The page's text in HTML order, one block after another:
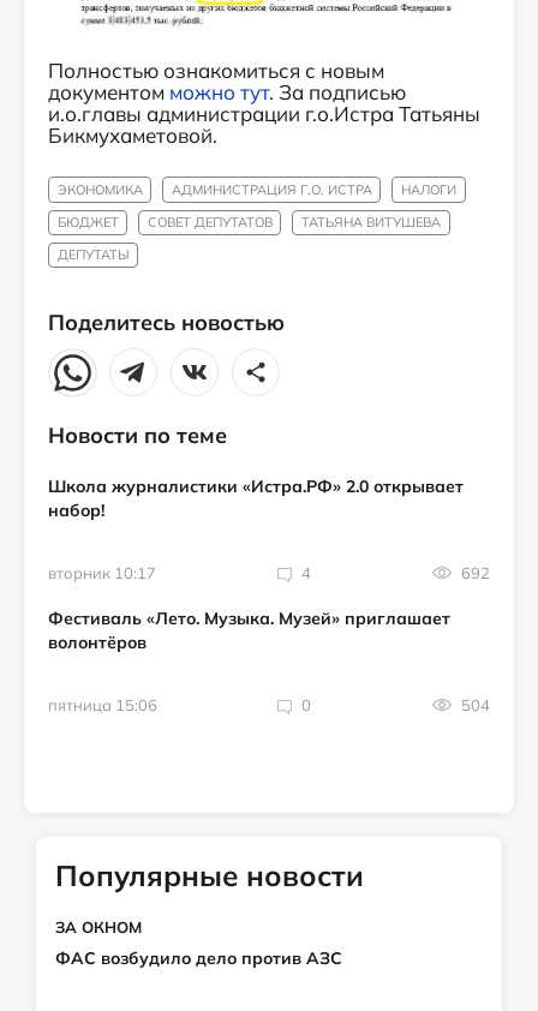
Полностью ознакомиться с новым
документом можно тут. За подписью
и.о.главы администрации г.о.Истра Татьяны
Бикмухаметовой.
ЭКОНОМИКА АДМИНИСТРАЦИЯ Г.О. ИСТРА
НАЛОГИ
БЮДЖЕТ
СОВЕТ ДЕПУТАТОВ
ТАТЬЯНА ВИТУШЕВА
ДЕПУТАТЫ
Поделитесь новостью
Новости по теме
Школа журналистики «Истра.РФ» 2.0 открывает
набор!
вторник 10:17 4 692
Фестиваль «Лето. Музыка. Музей» приглашает
волонтёров
пятница 15:06 0 504
Популярные новости
ЗА ОКНОМ
ФАС возбудило дело против АЗС